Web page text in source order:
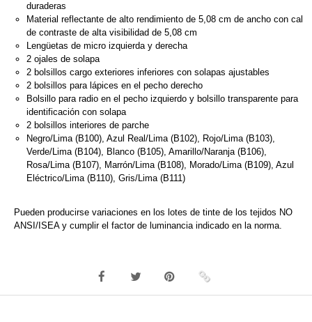
duraderas
Material reflectante de alto rendimiento de 5,08 cm de ancho con cal
de contraste de alta visibilidad de 5,08 cm
Lengüetas de micro izquierda y derecha
2 ojales de solapa
2 bolsillos cargo exteriores inferiores con solapas ajustables
2 bolsillos para lápices en el pecho derecho
Bolsillo para radio en el pecho izquierdo y bolsillo transparente para
identificación con solapa
2 bolsillos interiores de parche
Negro/Lima (B100), Azul Real/Lima (B102), Rojo/Lima (B103),
Verde/Lima (B104), Blanco (B105), Amarillo/Naranja (B106),
Rosa/Lima (B107), Marrón/Lima (B108), Morado/Lima (B109), Azul
Eléctrico/Lima (B110), Gris/Lima (B111)
Pueden producirse variaciones en los lotes de tinte de los tejidos NO
ANSI/ISEA y cumplir el factor de luminancia indicado en la norma.